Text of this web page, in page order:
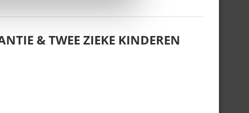
& TWEE ZIEKE KINDEREN